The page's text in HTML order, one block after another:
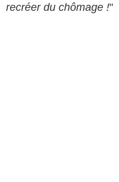
recréer du chômage !"